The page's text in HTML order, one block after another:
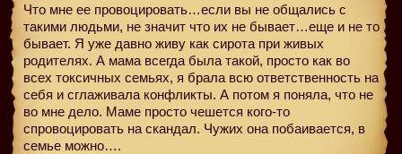
Что мне ее провоцировать…если вы не общались с
такими людьми, не значит что их не бывает…еще и не то
бывает. Я уже давно живу как сирота при живых
родителях. А мама всегда была такой, просто как во
всех токсичных семьях, я брала всю ответственность на
себя и сглаживала конфликты. А потом я поняла, что не
во мне дело. Маме просто чешется кого-то
спровоцировать на скандал. Чужих она побаивается, в
семье можно….